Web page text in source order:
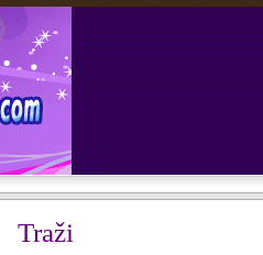
Traži